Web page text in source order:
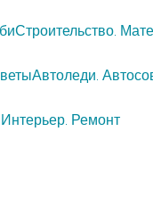
Строительство.
Автоледи.
Интерьер. Ремонт